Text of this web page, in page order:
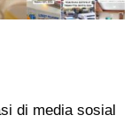
di media sosial